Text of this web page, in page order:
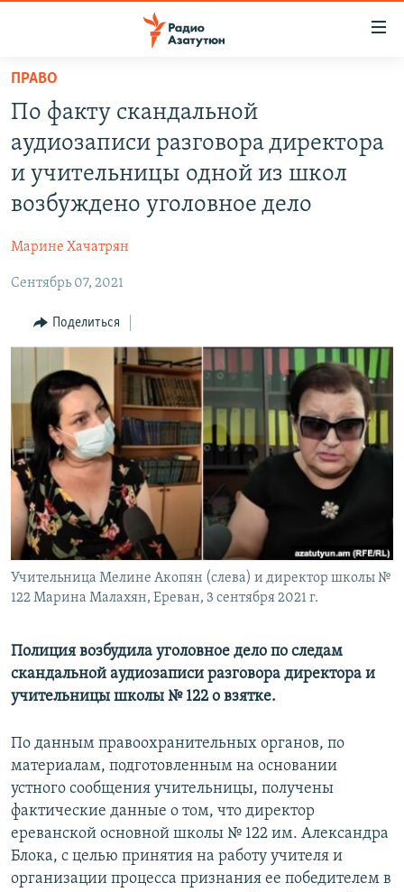
Перейти
основному
содержанию
Перейти
основной
Перейти
ГЛАВНАЯ
НОВОСТИ
ПОЛИТИКА
ОБЩЕСТВО
РЕГИОН
НАГОРНЫЙ КАРАБАХ
КУЛЬТУРА
АРХИВ
Հայերեն
English
Русский
Все сайты Радио Азатутюн
ПРАВО
По факту скандальной
аудиозаписи разговора директора
и учительницы одной из школ
возбуждено уголовное дело
Марине Хачатрян
Сентябрь 07, 2021
Поделиться
Учительница Мелине Акопян (слева) и директор школы №
122 Марина Малахян, Ереван, 3 сентября 2021 г.
Полиция возбудила уголовное дело по следам
скандальной аудиозаписи разговора директора и
учительницы школы № 122 о взятке.
По данным правоохранительных органов, по
материалам, подготовленным на основании
устного сообщения учительницы, получены
фактические данные о том, что директор
ереванской основной школы № 122 им. Александра
Блока, с целью принятия на работу учителя и
организации процесса признания ее победителем в